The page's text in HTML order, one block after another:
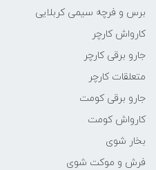
برس و فرچه سیمی کربلایی
کارواش کارچر
جارو برقی کارچر
متعلقات کارچر
جارو برقی کومت
کارواش کومت
بخار شوی
فرش و موکت شوی